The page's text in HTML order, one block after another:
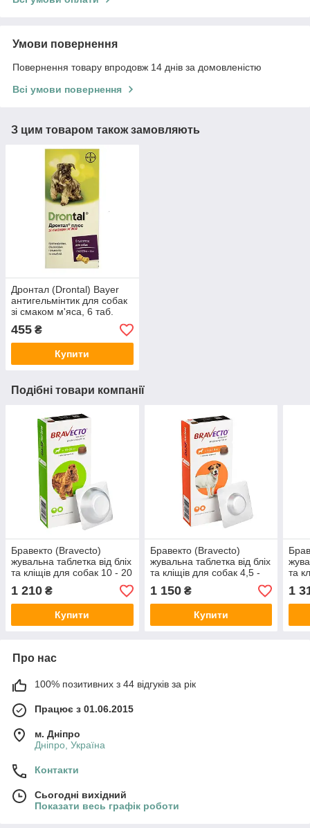
Умови повернення
Повернення товару впродовж 14 днів за домовленістю
Всі умови повернення
З цим товаром також замовляють
Дронтал (Drontal) Bayer
антигельмінтик для собак
зі смаком м'яса, 6 таб.
455 ₴
Купити
Подібні товари компанії
Бравекто (Bravecto)
жувальна таблетка від бліх
та кліщів для собак 10 - 20
1 210 ₴
Купити
Бравекто (Bravecto)
жувальна таблетка від бліх
та кліщів для собак 4,5 -
1 150₴
Купити
та
1
Про нас
100% позитивних з 44 відгуків за рік
Працює з 01.06.2015
м. Дніпро
Дніпро, Україна
Контакти
Сьогодні вихідний
Показати весь графік роботи